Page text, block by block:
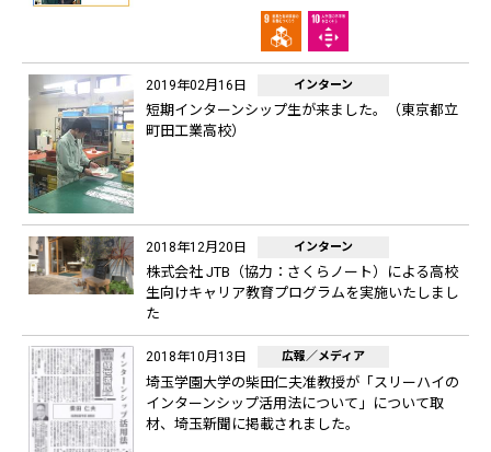
2019年02月16日 インターン
短期インターンシップ生が来ました。（東京都立
町田工業高校）
2018年12月20日 インターン
株式会社 JTB（協力：さくらノート）による高校
生向けキャリア教育プログラムを実施いたしまし
た
2018年10月13日 広報／メディア
埼玉学園大学の柴田仁夫准教授が「スリーハイの
インターンシップ活用法について」について取
材、埼玉新聞に掲載されました。